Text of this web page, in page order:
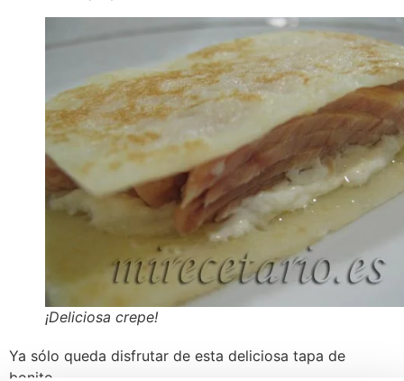
¡Deliciosa crepe!
Ya sólo queda disfrutar de esta deliciosa tapa de